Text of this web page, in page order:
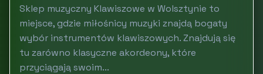
Sklep muzyczny Klawiszowe w Wolsztynie to
miejsce, gdzie miłośnicy muzyki znajdą bogaty
wybór instrumentów klawiszowych. Znajdują się
tu zarówno klasyczne akordeony, które
przyciągają swoim...